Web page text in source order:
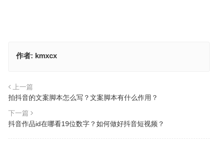
作者: kmxcx
上一篇
拍抖音的文案脚本怎么写？文案脚本有什么作用？
下一篇
抖音作品id在哪看19位数字？如何做好抖音短视频？